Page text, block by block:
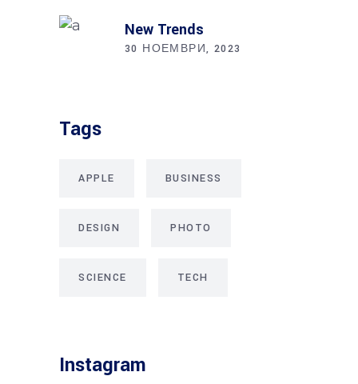
New Trends
30 НОЕМВРИ, 2023
Tags
APPLE BUSINESS
DESIGN PHOTO
SCIENCE TECH
Instagram